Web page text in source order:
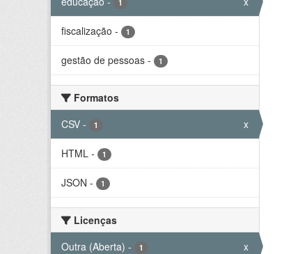
1
fiscalização - 1
gestão de pessoas - 1
Formatos
CSV - 1 x
HTML - 1
JSON - 1
Licenças
Outra (Aberta) - 1 x